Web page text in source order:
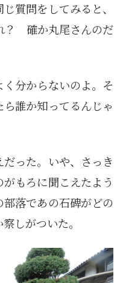
質問をしてみると、
？ 確か丸尾さんのだ
く分からないのよ。そ
誰か知ってるんじゃ
った。いや、さっき
がもろに聞こえたよう
落であの石碑がどの
しがついた。